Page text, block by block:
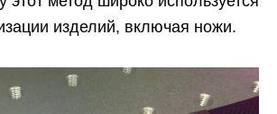
изделий, включая ножи.